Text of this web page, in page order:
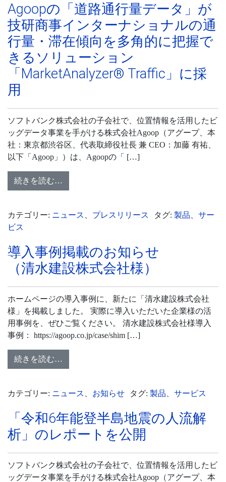
Agoopの「道路通行量データ」が
技研商事インターナショナルの通
行量・滞在傾向を多角的に把握で
きるソリューション
「MarketAnalyzer® Traffic」に採
用
ソフトバンク株式会社の子会社で、位置情報を活用したビ
ッグデータ事業を手がける株式会社Agoop（アグープ、本
社：東京都渋谷区、代表取締役社長 兼 CEO：加藤 有祐、
以下「Agoop」）は、Agoopの「 […]
続きを読む…
カテゴリー: ニュース プレスリリース タグ: 製品
サー
ビス
導入事例掲載のお知らせ
（清水建設株式会社様）
ホームページの導入事例に、新たに「清水建設株式会社
様」を掲載しました。 実際に導入いただいた企業様の活
用事例を、ぜひご覧ください。 清水建設株式会社様導入
事例： https://agoop.co.jp/case/shim […]
続きを読む…
カテゴリー: ニュース お知らせ タグ: 製品 サービス
「令和6年能登半島地震の人流解
析」のレポートを公開
ソフトバンク株式会社の子会社で、位置情報を活用したビ
ッグデータ事業を手がける株式会社Agoop（アグープ、本